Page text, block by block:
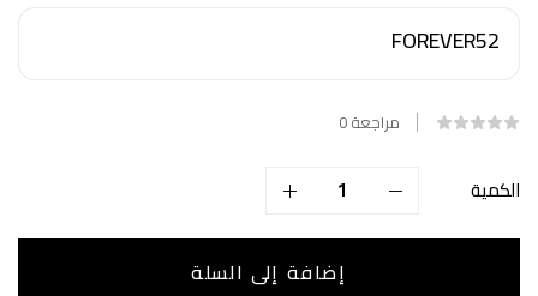
FOREVER52
مراجعة0
الكمية
إضافة إلى السلة